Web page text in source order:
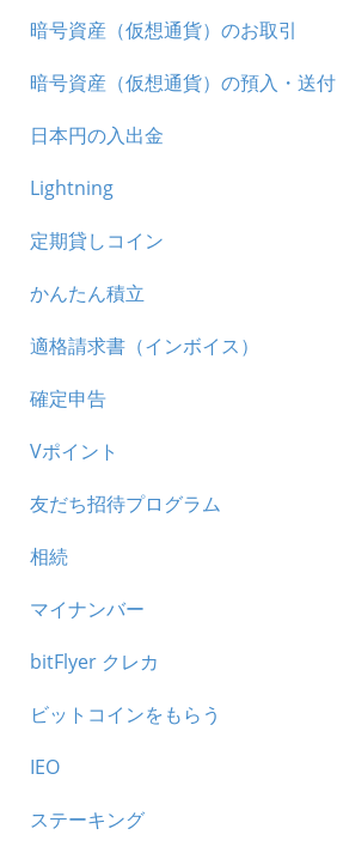
暗号資産（仮想通貨）のお取引
暗号資産（仮想通貨）の預入・送付
日本円の入出金
Lightning
定期貸しコイン
かんたん積立
適格請求書（インボイス）
確定申告
Vポイント
友だち招待プログラム
相続
マイナンバー
bitFlyer クレカ
ビットコインをもらう
IEO
ステーキング